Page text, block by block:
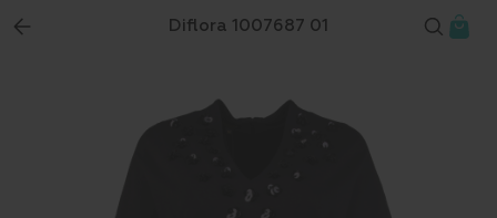
Diflora 1007687 01